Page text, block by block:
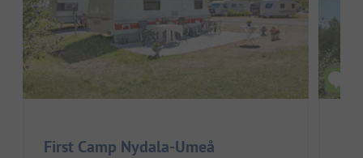
First Camp Nydala-Umeå